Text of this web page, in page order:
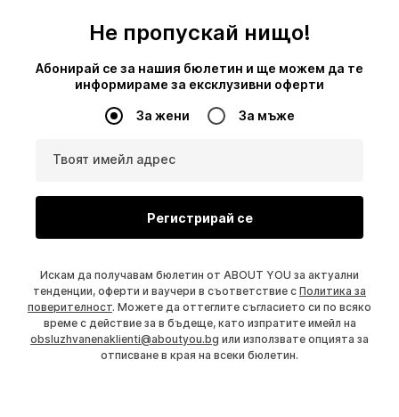
Не пропускай нищо!
Абонирай се за нашия бюлетин и ще можем да те
информираме за ексклузивни оферти
За жени За мъже
Твоят имейл адрес
Регистрирай се
Искам да получавам бюлетин от ABOUT YOU за актуални
тенденции, оферти и ваучери в съответствие с Политика за
поверителност. Можете да оттеглите съгласието си по всяко
време с действие за в бъдеще, като изпратите имейл на
obsluzhvanenaklienti@aboutyou.bg или използвате опцията за
отписване в края на всеки бюлетин.